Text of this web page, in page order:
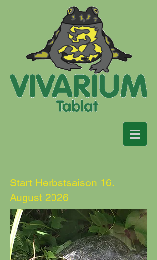
Start Herbstsaison 16.
August 2026